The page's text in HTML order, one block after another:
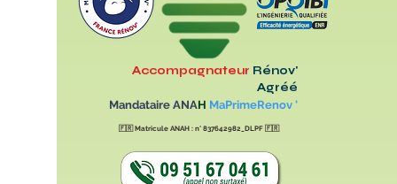
Accompagnateur Rénov'
Agréé
Mandataire ANAH MaPrimeRenov '
🇫🇷Matricule ANAH : n° 837642982_DLPF🇫🇷